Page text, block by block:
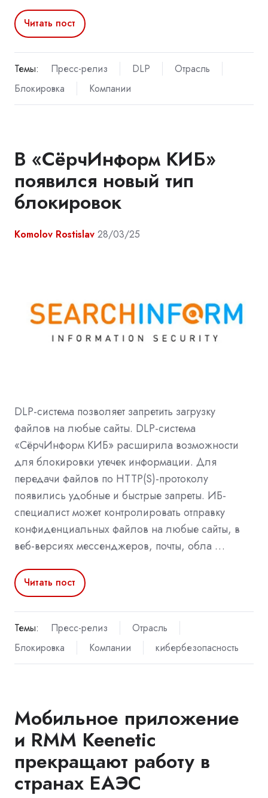
Читать пост
Темы: Пресс-релиз DLP
Отрасль
Блокировка
Компании
В «СёрчИнформ КИБ»
появился новый тип
блокировок
Komolov Rostislav 28/03/25
DLP-система позволяет запретить загрузку
файлов на любые сайты. DLP-система
«СёрчИнформ КИБ» расширила возможности
для блокировки утечек информации. Для
передачи файлов по HTTP(S)-протоколу
появились удобные и быстрые запреты. ИБ-
специалист может контролировать отправку
конфиденциальных файлов на любые сайты, в
веб-версиях мессенджеров, почты, обла …
Читать пост
Темы: Пресс-релиз
Отрасль
Блокировка
Компании кибербезопасность
Мобильное приложение
и RMM Keenetic
прекращают работу в
странах ЕАЭС